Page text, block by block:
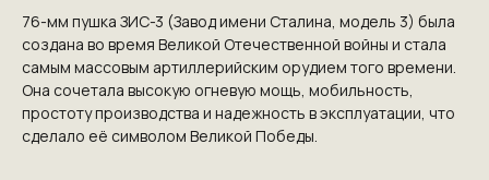
76-мм пушка ЗИС-3 (Завод имени Сталина, модель 3) была
создана во время Великой Отечественной войны и стала
самым массовым артиллерийским орудием того времени.
Она сочетала высокую огневую мощь, мобильность,
простоту производства и надежность в эксплуатации, что
сделало её символом Великой Победы.